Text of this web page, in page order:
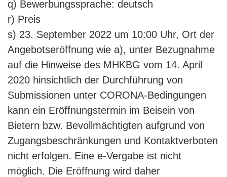
q) Bewerbungssprache: deutsch
r) Preis
s) 23. September 2022 um 10:00 Uhr, Ort der
Angebotseröffnung wie a), unter Bezugnahme
auf die Hinweise des MHKBG vom 14. April
2020 hinsichtlich der Durchführung von
Submissionen unter CORONA-Bedingungen
kann ein Eröffnungstermin im Beisein von
Bietern bzw. Bevollmächtigten aufgrund von
Zugangsbeschränkungen und Kontaktverboten
nicht erfolgen. Eine e-Vergabe ist nicht
möglich. Die Eröffnung wird daher